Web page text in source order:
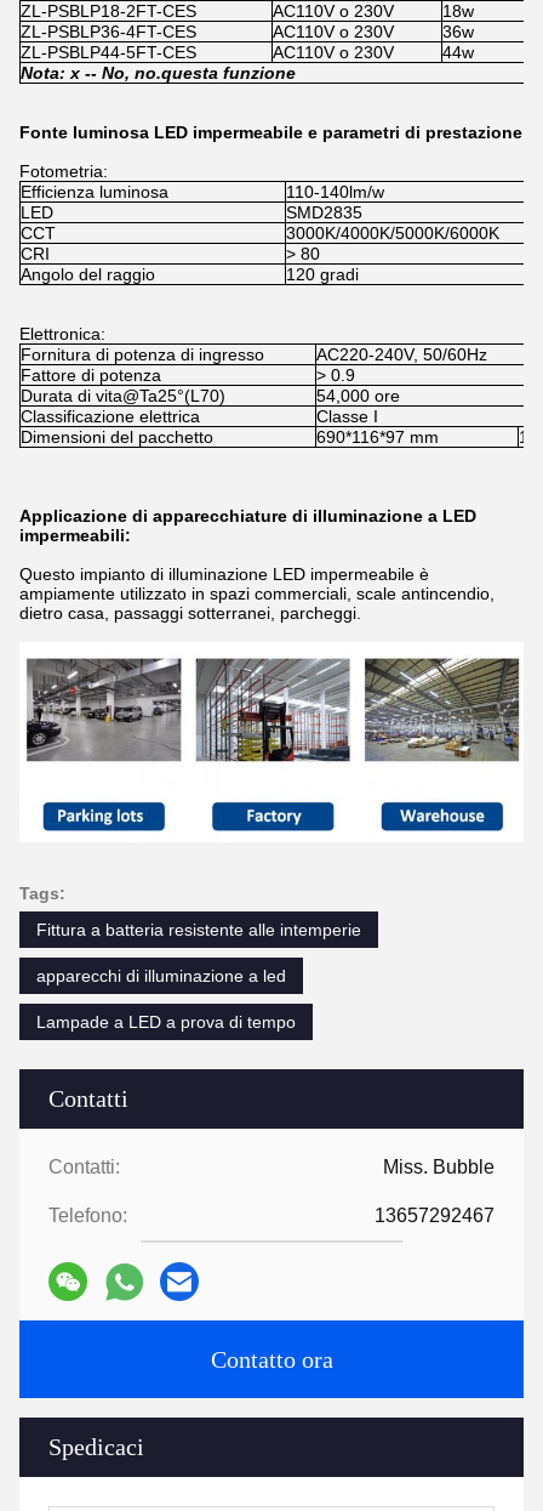
Contatti
Contatti: Miss. Bubble
Telefono: 13657292467
Contatto ora
Spedicaci
ZL-PSBLP18-2FT-CES AC110V o 230V 18w
ZL-PSBLP36-4FT-CES
AC110V o 230V 36w
ZL-PSBLP44-5FT-CES
AC110V o 230V 44w
Nota: x -- No, no.questa funzione
Fonte luminosa LED impermeabile e parametri di prestazione
Fotometria:
Efficienza luminosa
110-140lm/w
LED
SMD2835
CCT
3000K/4000K/5000K/6000K
CRI
> 80
Angolo del raggio
120 gradi
Elettronica:
Fornitura di potenza di ingresso
AC220-240V, 50/60Hz
Fattore di potenza
> 0.9
Durata di vita@Ta25°(L70)
54,000 ore
Classificazione elettrica
Classe I
Dimensioni del pacchetto
690*116*97 mm
Applicazione di apparecchiature di illuminazione a LED
impermeabili:
Questo impianto di illuminazione LED impermeabile è
ampiamente utilizzato in spazi commerciali, scale antincendio,
dietro casa, passaggi sotterranei, parcheggi.
Tags:
Fittura a batteria resistente alle intemperie
apparecchi di illuminazione a led
Lampade a LED a prova di tempo